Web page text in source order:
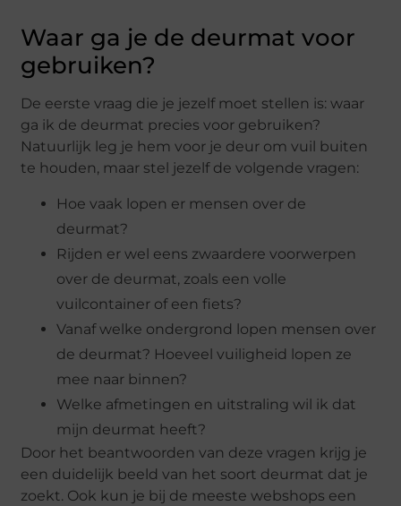
Waar ga je de deurmat voor
gebruiken?
De eerste vraag die je jezelf moet stellen is: waar
ga ik de deurmat precies voor gebruiken?
Natuurlijk leg je hem voor je deur om vuil buiten
te houden, maar stel jezelf de volgende vragen:
Hoe vaak lopen er mensen over de
deurmat?
Rijden er wel eens zwaardere voorwerpen
over de deurmat, zoals een volle
vuilcontainer of een fiets?
Vanaf welke ondergrond lopen mensen over
de deurmat? Hoeveel vuiligheid lopen ze
mee naar binnen?
Welke afmetingen en uitstraling wil ik dat
mijn deurmat heeft?
Door het beantwoorden van deze vragen krijg je
een duidelijk beeld van het soort deurmat dat je
zoekt. Ook kun je bij de meeste webshops een